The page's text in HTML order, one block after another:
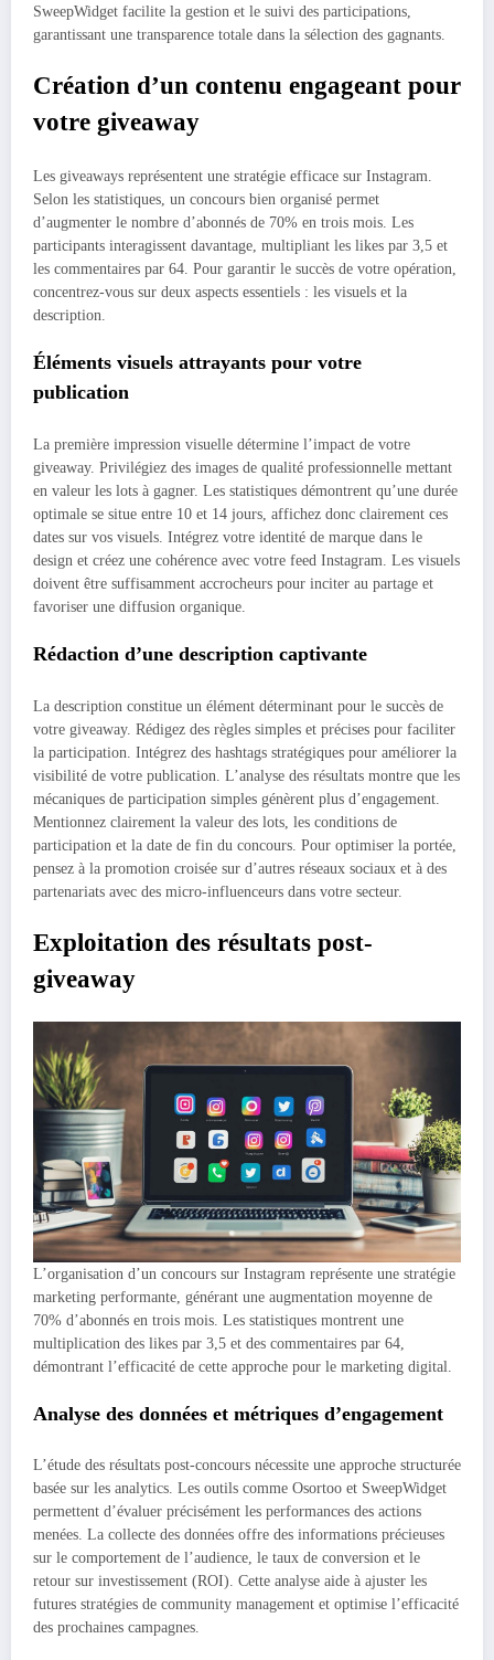
SweepWidget facilite la gestion et le suivi des participations,
garantissant une transparence totale dans la sélection des gagnants.
Création d’un contenu engageant pour
votre giveaway
Les giveaways représentent une stratégie efficace sur Instagram.
Selon les statistiques, un concours bien organisé permet
d’augmenter le nombre d’abonnés de 70% en trois mois. Les
participants interagissent davantage, multipliant les likes par 3,5 et
les commentaires par 64. Pour garantir le succès de votre opération,
concentrez-vous sur deux aspects essentiels : les visuels et la
description.
Éléments visuels attrayants pour votre
publication
La première impression visuelle détermine l’impact de votre
giveaway. Privilégiez des images de qualité professionnelle mettant
en valeur les lots à gagner. Les statistiques démontrent qu’une durée
optimale se situe entre 10 et 14 jours, affichez donc clairement ces
dates sur vos visuels. Intégrez votre identité de marque dans le
design et créez une cohérence avec votre feed Instagram. Les visuels
doivent être suffisamment accrocheurs pour inciter au partage et
favoriser une diffusion organique.
Rédaction d’une description captivante
La description constitue un élément déterminant pour le succès de
votre giveaway. Rédigez des règles simples et précises pour faciliter
la participation. Intégrez des hashtags stratégiques pour améliorer la
visibilité de votre publication. L’analyse des résultats montre que les
mécaniques de participation simples génèrent plus d’engagement.
Mentionnez clairement la valeur des lots, les conditions de
participation et la date de fin du concours. Pour optimiser la portée,
pensez à la promotion croisée sur d’autres réseaux sociaux et à des
partenariats avec des micro-influenceurs dans votre secteur.
Exploitation des résultats post-
giveaway
L’organisation d’un concours sur Instagram représente une stratégie
marketing performante, générant une augmentation moyenne de
70% d’abonnés en trois mois. Les statistiques montrent une
multiplication des likes par 3,5 et des commentaires par 64,
démontrant l’efficacité de cette approche pour le marketing digital.
Analyse des données et métriques d’engagement
L’étude des résultats post-concours nécessite une approche structurée
basée sur les analytics. Les outils comme Osortoo et SweepWidget
permettent d’évaluer précisément les performances des actions
menées. La collecte des données offre des informations précieuses
sur le comportement de l’audience, le taux de conversion et le
retour sur investissement (ROI). Cette analyse aide à ajuster les
futures stratégies de community management et optimise l’efficacité
des prochaines campagnes.